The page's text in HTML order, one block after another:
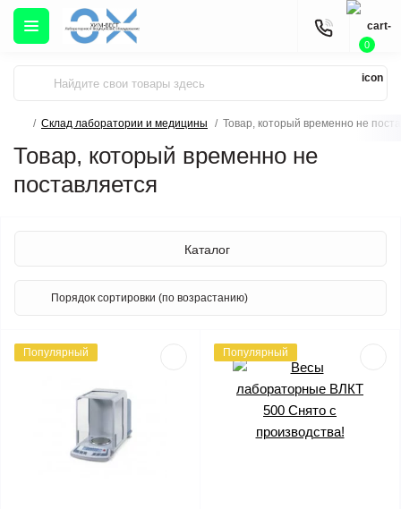
0
Склад лаборатории и медицины Товар, который временно не
Товар, который временно не
поставляется
Каталог
Популярный Популярный